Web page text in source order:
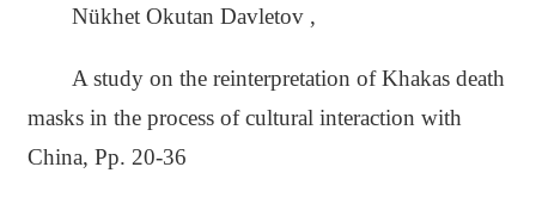
Nükhet Okutan Davletov ,
A study on the reinterpretation of Khakas death
masks in the process of cultural interaction with
China, Pp. 20-36